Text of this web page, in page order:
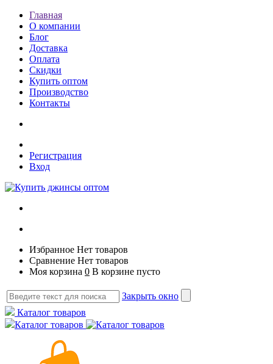
Главная
О компании
Блог
Доставка
Оплата
Скидки
Купить оптом
Производство
Контакты
Регистрация
Вход
Избранное Нет товаров
Сравнение Нет товаров
Моя корзина 0 В корзине пусто
Закрыть окно
Каталог товаров
Каталог товаров